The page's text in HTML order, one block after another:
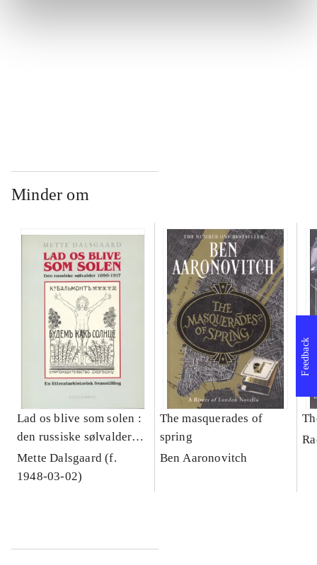
Minder om
Lad os blive som solen :
den russiske sølvalder
1890-1917 : en
litteraturhistorisk
Mette Dalsgaard (f.
1948-03-02)
The masquerades of
spring
Ben Aaronovitch
Feedback